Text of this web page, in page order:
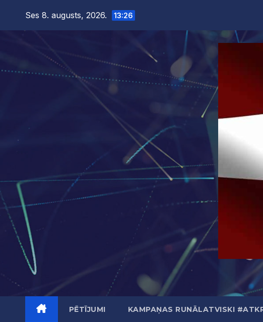
Ses 8. augusts, 2026. 13:26
PĒTĪJUMI KAMPAŅAS RUNĀLATVISKI